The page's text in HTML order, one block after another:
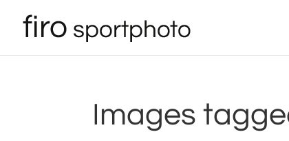
Images